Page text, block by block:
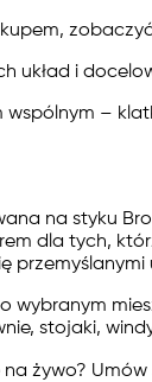
układ i
wspólnym –
na styku
dla tych,
wybranym
stojaki,
żywo? Umów